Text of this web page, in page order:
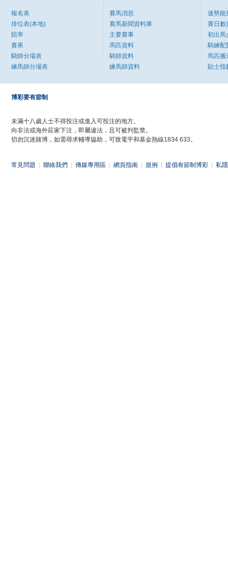
報名表
排位表(本地)
賠率
賽果
騎師分場表
練馬師分場表
賽馬消息
賽馬新聞資料庫
主要賽事
馬匹資料
騎師資料
練馬師資料
速勢能
賽日數
初出馬
騎練配
馬匹搬
貼士指
博彩要有節制
未滿十八歲人士不得投注或進入可投注的地方。
向非法或海外莊家下注，即屬違法，且可被判監禁。
切勿沉迷賭博，如需尋求輔導協助，可致電平和基金熱線1834 633。
常見問題 聯絡我們 傳媒專用區 網頁指南 規例 提倡有節制博彩 私